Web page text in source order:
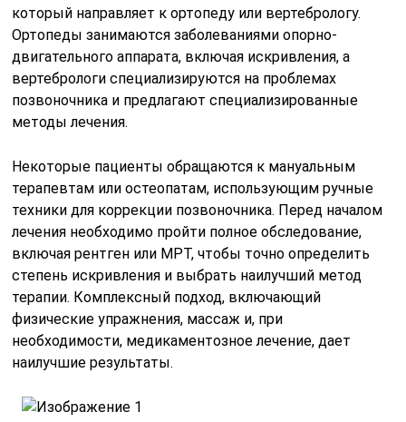
который направляет к ортопеду или вертебрологу.
Ортопеды занимаются заболеваниями опорно-
двигательного аппарата, включая искривления, а
вертебрологи специализируются на проблемах
позвоночника и предлагают специализированные
методы лечения.
Некоторые пациенты обращаются к мануальным
терапевтам или остеопатам, использующим ручные
техники для коррекции позвоночника. Перед началом
лечения необходимо пройти полное обследование,
включая рентген или МРТ, чтобы точно определить
степень искривления и выбрать наилучший метод
терапии. Комплексный подход, включающий
физические упражнения, массаж и, при
необходимости, медикаментозное лечение, дает
наилучшие результаты.